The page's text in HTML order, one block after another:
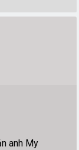
anh My